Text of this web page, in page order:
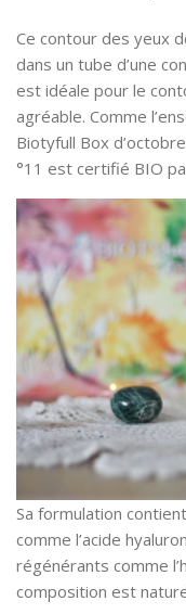
Ce contour des yeux
dans un tube d’une
est idéale pour le
agréable. Comme
Biotyfull Box
°11 est certifié BIO
Sa formulation
comme l’acide
régénérants comme
composition est